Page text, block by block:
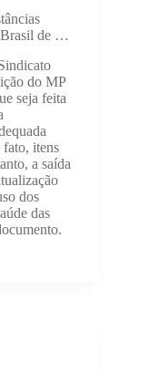
Brasil de …
do MP
seja feita
fato, itens
a saída
dos
das